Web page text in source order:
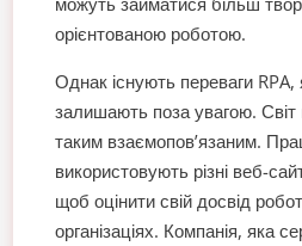
орієнтованою роботою.
Однак існують переваги RPA,
залишають поза увагою.
таким взаємопов’язаним.
використовують різні веб-
щоб оцінити свій досвід
організаціях. Компанія, яка